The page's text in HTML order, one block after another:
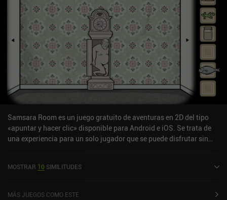
Samsara Room es un juego gratuito de aventuras en 2D del tipo
«apuntar y hacer clic» disponible para Android e iOS. Se trata de
una experiencia para un solo jugador que se puede disfrutar sin
en abril de 2020 y tiene actualmente una valoración de 4,7 sobre
MOSTRAR 10 SIMILITUDES
MÁS JUEGOS COMO ESTE